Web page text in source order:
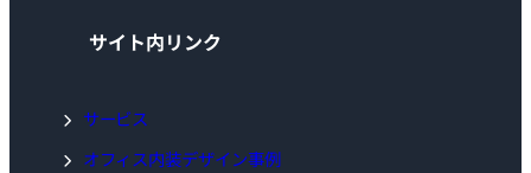
サイト内リンク
サービス
オフィス内装デザイン事例